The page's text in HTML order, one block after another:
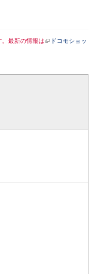
最新の情報は
ドコモショッ